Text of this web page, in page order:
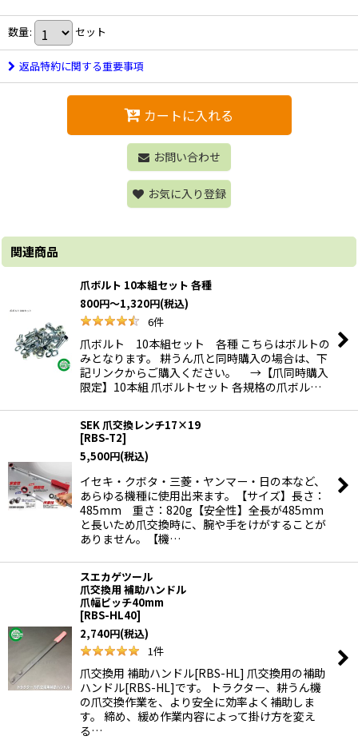
数量: セット
返品特約に関する重要事項
カートに入れる
お問い合わせ
お気に入り登録
関連商品
爪ボルト 10本組セット 各種
800円～1,320円(税込)
6件
爪ボルト 10本組セット 各種 こちらはボルトの
みとなります。 耕うん爪と同時購入の場合は、下
記リンクからご購入ください。 →【爪同時購入
限定】10本組 爪ボルトセット 各規格の爪ボル…
SEK 爪交換レンチ17×19
[RBS-T2]
5,500円(税込)
イセキ・クボタ・三菱・ヤンマー・日の本など、
あらゆる機種に使用出来ます。【サイズ】長さ：
485mm 重さ：820g【安全性】全長が485mm
と長いため爪交換時に、腕や手をけがすることが
ありません。【機…
スエカゲツール
爪交換用 補助ハンドル
爪幅ピッチ40mm
[RBS-HL40]
2,740円(税込)
1件
爪交換用 補助ハンドル[RBS-HL] 爪交換用の補助
ハンドル[RBS-HL]です。 トラクター、耕うん機
の爪交換作業を、より安全に効率よく補助しま
す。 締め、緩め作業内容によって掛け方を変え
る…